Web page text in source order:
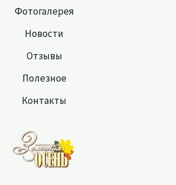
Фотогалерея
Новости
Отзывы
Полезное
Контакты